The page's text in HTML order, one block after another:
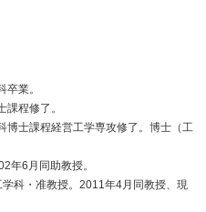
業。
程修了。
博士課程経営工学専攻修了。博士（工
年6月同助教授。
科・准教授。2011年4月同教授、現